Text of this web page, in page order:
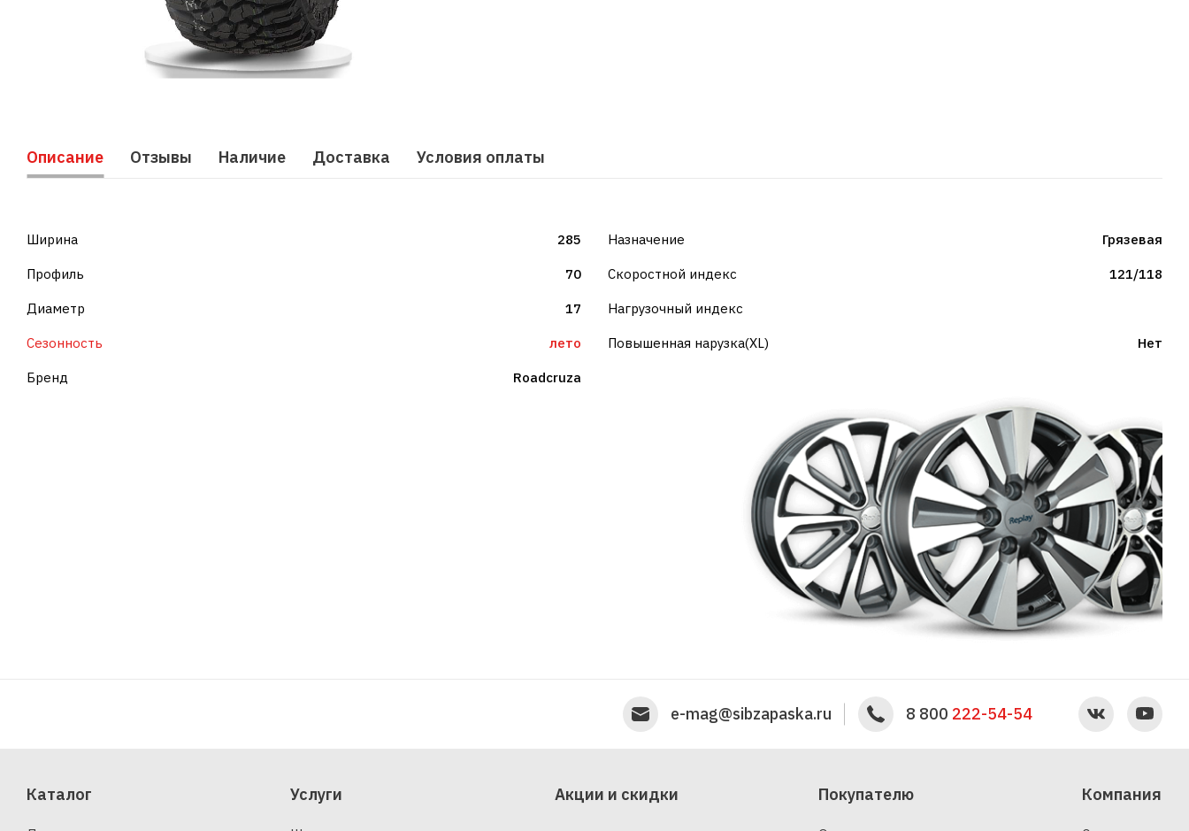
Описание Отзывы Наличие Доставка Условия оплаты
Ширина 285
Профиль 70
Диаметр 17
Сезонность лето
Бренд Roadcruza
Назначение Грязевая
Скоростной индекс 121/118
Нагрузочный индекс
Повышенная нарузка(XL) Нет
e-mag@sibzapaska.ru 8 800 222-54-54
Каталог Услуги Акции и скидки Покупателю Компания